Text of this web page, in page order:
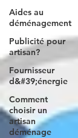
Aides au
déménagement
Publicité pour
artisan?
Fournisseur
d&#39;énergie
Comment
choisir un
artisan
déménage